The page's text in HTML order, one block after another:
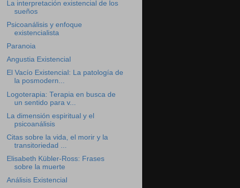
La interpretación existencial de los
sueños
Psicoanálisis y enfoque
existencialista
Paranoia
Angustia Existencial
El Vacío Existencial: La patología de
la posmodern...
Logoterapia: Terapia en busca de
un sentido para v...
La dimensión espiritual y el
psicoanálisis
Citas sobre la vida, el morir y la
transitoriedad ...
Elisabeth Kübler-Ross: Frases
sobre la muerte
Análisis Existencial